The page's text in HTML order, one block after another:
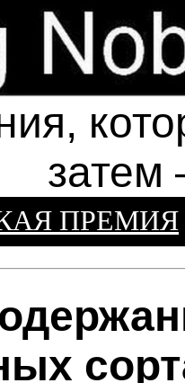
затем
ПРЕМИЯ